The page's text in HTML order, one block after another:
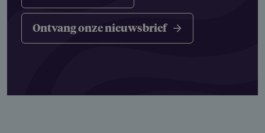
Ontvang onze nieuwsbrief